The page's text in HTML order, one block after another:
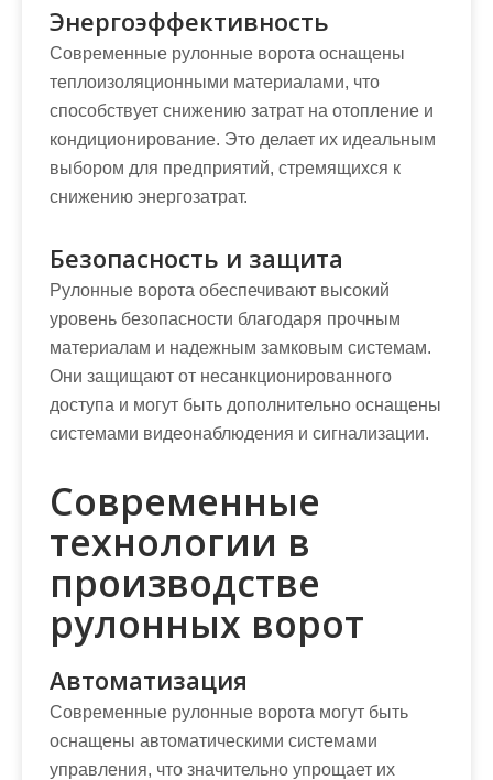
Энергоэффективность
Современные рулонные ворота оснащены
теплоизоляционными материалами, что
способствует снижению затрат на отопление и
кондиционирование. Это делает их идеальным
выбором для предприятий, стремящихся к
снижению энергозатрат.
Безопасность и защита
Рулонные ворота обеспечивают высокий
уровень безопасности благодаря прочным
материалам и надежным замковым системам.
Они защищают от несанкционированного
доступа и могут быть дополнительно оснащены
системами видеонаблюдения и сигнализации.
Современные
технологии в
производстве
рулонных ворот
Автоматизация
Современные рулонные ворота могут быть
оснащены автоматическими системами
управления, что значительно упрощает их